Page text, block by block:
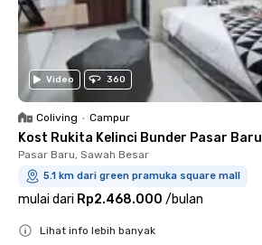
Video 360
Coliving • Campur
Kost Rukita Kelinci Bunder Pasar Baru
Pasar Baru, Sawah Besar
5.1 km dari green pramuka square mall
mulai dari Rp2.468.000 /bulan
Lihat info lebih banyak